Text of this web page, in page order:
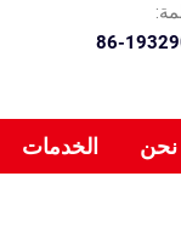
الخدمات